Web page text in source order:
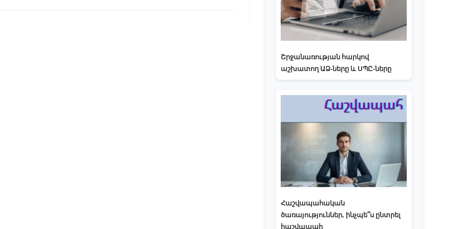
Շրջանառության հարկով
աշխատող ԱՁ-ները և ՍՊԸ-ները
Հաշվապահական
ծառայություններ, ինչպե՞ս ընտրել
հաշվապահ